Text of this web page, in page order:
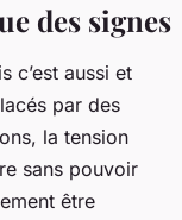
des signes
c’est aussi et
par des
la tension
sans pouvoir
être